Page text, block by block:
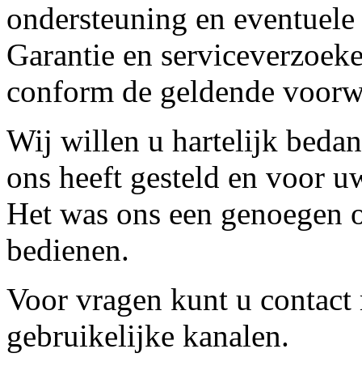
ondersteuning en
Garantie en
conform de geldende
Wij willen u hartelijk
ons heeft gesteld en voor
Het was ons een
bedienen.
Voor vragen kunt u contact
gebruikelijke kanalen.